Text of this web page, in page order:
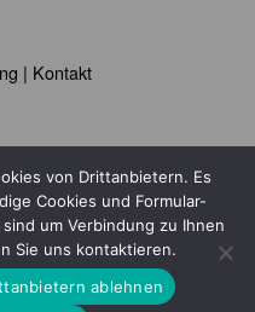
| Kontakt
von Drittanbietern. Es
Cookies und Formular-
um Verbindung zu Ihnen
Sie uns kontaktieren.
ablehnen